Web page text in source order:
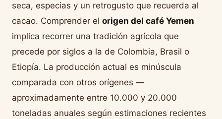
seca, especias y un retrogusto que recuerda al
cacao. Comprender el origen del café Yemen
implica recorrer una tradición agrícola que
precede por siglos a la de Colombia, Brasil o
Etiopía. La producción actual es minúscula
comparada con otros orígenes —
aproximadamente entre 10.000 y 20.000
toneladas anuales según estimaciones recientes